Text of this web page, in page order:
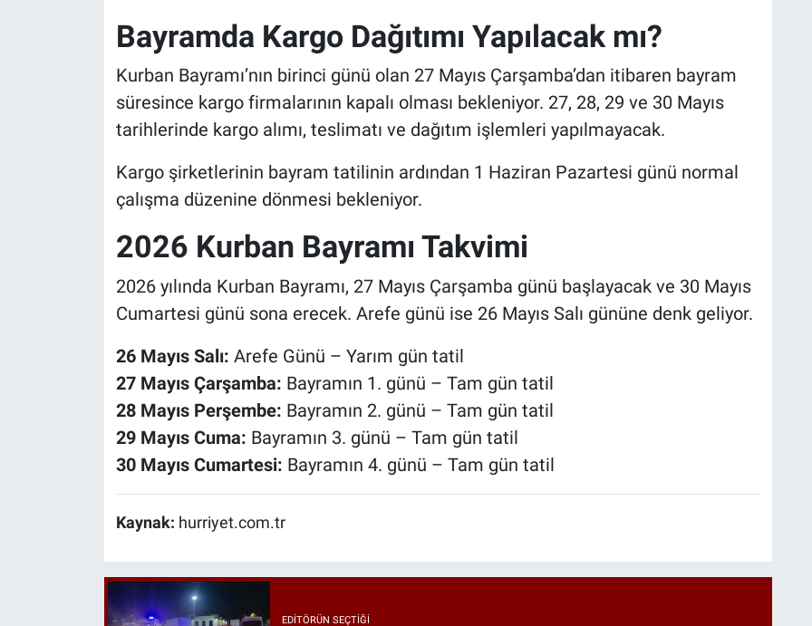
Bayramda Kargo Dağıtımı Yapılacak mı?
Kurban Bayramı’nın birinci günü olan 27 Mayıs Çarşamba’dan itibaren bayram
süresince kargo firmalarının kapalı olması bekleniyor. 27, 28, 29 ve 30 Mayıs
tarihlerinde kargo alımı, teslimatı ve dağıtım işlemleri yapılmayacak.
Kargo şirketlerinin bayram tatilinin ardından 1 Haziran Pazartesi günü normal
çalışma düzenine dönmesi bekleniyor.
2026 Kurban Bayramı Takvimi
2026 yılında Kurban Bayramı, 27 Mayıs Çarşamba günü başlayacak ve 30 Mayıs
Cumartesi günü sona erecek. Arefe günü ise 26 Mayıs Salı gününe denk geliyor.
26 Mayıs Salı: Arefe Günü – Yarım gün tatil
27 Mayıs Çarşamba: Bayramın 1. günü – Tam gün tatil
28 Mayıs Perşembe: Bayramın 2. günü – Tam gün tatil
29 Mayıs Cuma: Bayramın 3. günü – Tam gün tatil
30 Mayıs Cumartesi: Bayramın 4. günü – Tam gün tatil
Kaynak: hurriyet.com.tr
EDITÖRÜN SEÇTIĞI